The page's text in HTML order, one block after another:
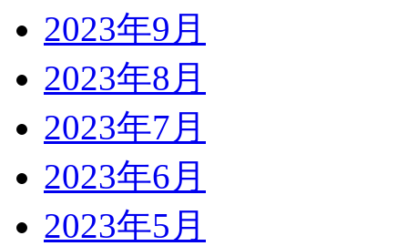
2023年9月
2023年8月
2023年7月
2023年6月
2023年5月